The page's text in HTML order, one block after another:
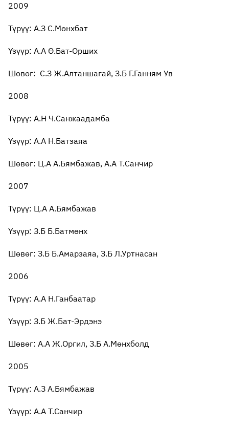
2009
Түрүү: А.З С.Мөнхбат
Үзүүр: А.А Ө.Бат-Орших
Шөвөг: С.З Ж.Алтаншагай, З.Б Г.Ганням Ув
2008
Түрүү: А.Н Ч.Санжаадамба
Үзүүр: А.А Н.Батзаяа
Шөвөг: Ц.А А.Бямбажав, А.А Т.Санчир
2007
Түрүү: Ц.А А.Бямбажав
Үзүүр: З.Б Б.Батмөнх
Шөвөг: З.Б Б.Амарзаяа, З.Б Л.Уртнасан
2006
Түрүү: А.А Н.Ганбаатар
Үзүүр: З.Б Ж.Бат-Эрдэнэ
Шөвөг: А.А Ж.Оргил, З.Б А.Мөнхболд
2005
Түрүү: А.З А.Бямбажав
Үзүүр: А.А Т.Санчир